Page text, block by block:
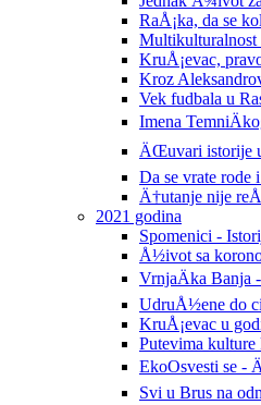
RaÅ¡ka, da se
Multikulturalnost
KruÅ¡evac,
Kroz
Vek fudbala u
Imena
ÄŒuvari istorije
Da se vrate rode
Ä†utanje nije
2021 godina
Spomenici -
Å½ivot sa
VrnjaÄka Banja
UdruÅ½ene do
KruÅ¡evac u
Putevima
EkoOsvesti se -
Svi u Brus na